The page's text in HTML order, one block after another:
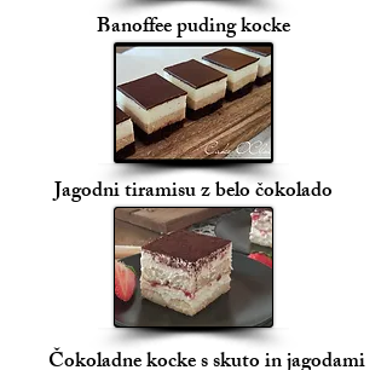
Banoffee puding kocke
Jagodni tiramisu z belo čokolado
Čokoladne kocke s skuto in jagodami